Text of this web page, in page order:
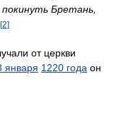
Бретань,
[2]
от церкви
января 1220 года он